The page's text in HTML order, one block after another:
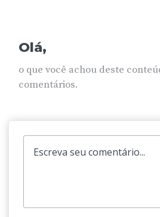
Olá,
o que você achou deste
comentários.